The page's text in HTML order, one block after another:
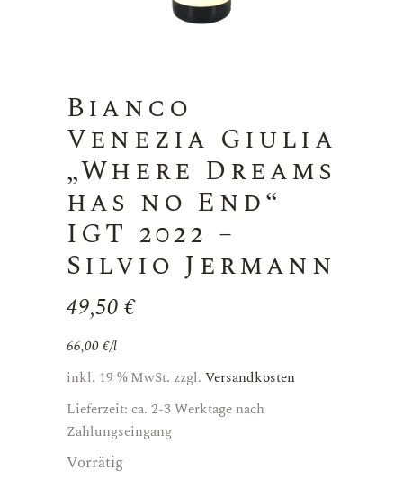
Bianco
Venezia Giulia
„Where Dreams
has no End“
IGT 2022 –
Silvio Jermann
49,50€
66,00€/l
inkl. 19 % MwSt. zzgl. Versandkosten
Lieferzeit: ca. 2-3 Werktage nach
Zahlungseingang
Vorrätig